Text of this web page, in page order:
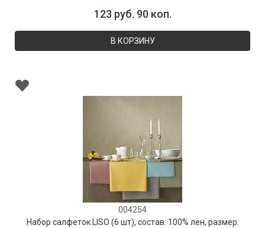
123 руб. 90 коп.
В КОРЗИНУ
004254
Набор салфеток LISO (6 шт), состав: 100% лён, размер: